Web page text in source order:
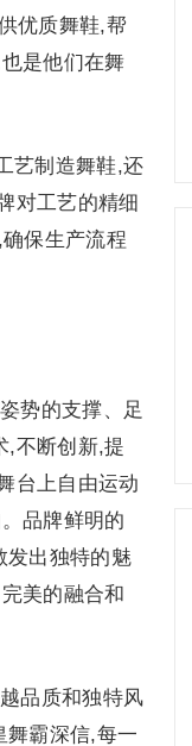
优质舞鞋,帮
是他们在舞
艺制造舞鞋,还
对工艺的精细
保生产流程
势的支撑、足
,不断创新,提
台上自由运动
品牌鲜明的
发出独特的魅
美的融合和
品质和独特风
舞霸深信,每一